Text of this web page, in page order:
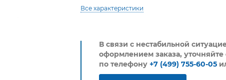
Все характеристики
В связи с нестабильной
оформлением заказа, уточняйте
по телефону+7 (499) 755-60-05